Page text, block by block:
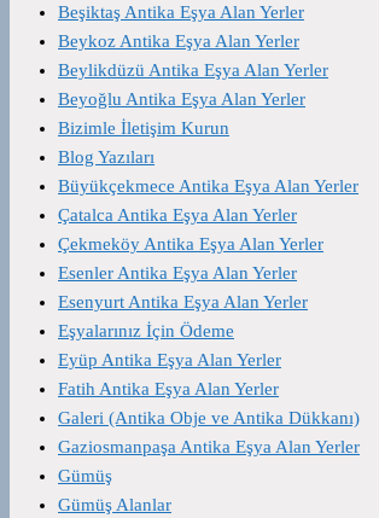
Beşiktaş Antika Eşya Alan Yerler
Beykoz Antika Eşya Alan Yerler
Beylikdüzü Antika Eşya Alan Yerler
Beyoğlu Antika Eşya Alan Yerler
Bizimle İletişim Kurun
Blog Yazıları
Büyükçekmece Antika Eşya Alan Yerler
Çatalca Antika Eşya Alan Yerler
Çekmeköy Antika Eşya Alan Yerler
Esenler Antika Eşya Alan Yerler
Esenyurt Antika Eşya Alan Yerler
Eşyalarınız İçin Ödeme
Eyüp Antika Eşya Alan Yerler
Fatih Antika Eşya Alan Yerler
Galeri (Antika Obje ve Antika Dükkanı)
Gaziosmanpaşa Antika Eşya Alan Yerler
Gümüş
Gümüş Alanlar